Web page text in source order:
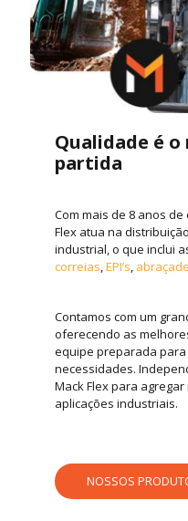
Qualidade é
partida
Com mais de 8 anos
Flex atua na
industrial, o que inclui
correias,EPI’s,
Contamos com um
oferecendo as
equipe preparada
necessidades.
Mack Flex para
aplicações industriais.
NOSSOS